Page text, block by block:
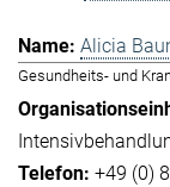
Alicia
Gesundheits- und
+49 (0)